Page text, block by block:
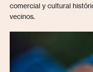
comercial y cultural
vecinos.